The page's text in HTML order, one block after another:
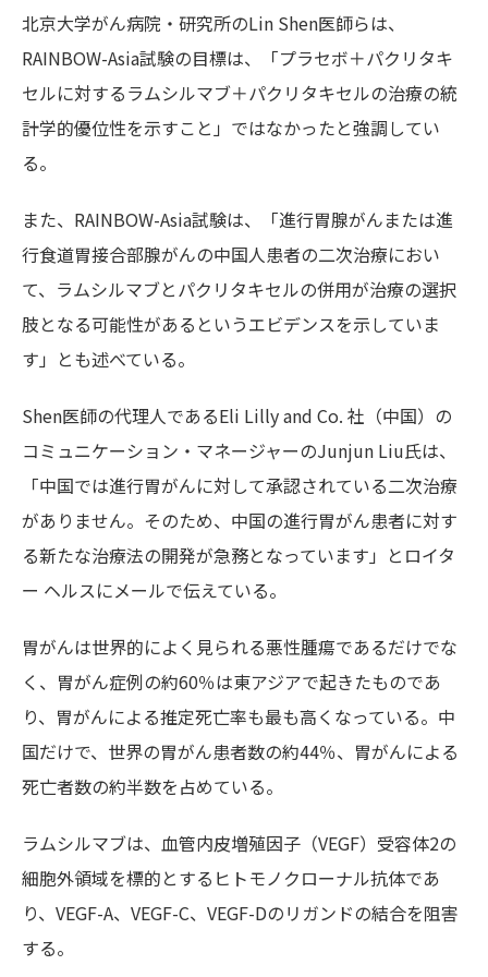
北京大学がん病院・研究所のLin Shen医師らは、
RAINBOW-Asia試験の目標は、「プラセボ＋パクリタキ
セルに対するラムシルマブ＋パクリタキセルの治療の統
計学的優位性を示すこと」ではなかったと強調してい
る。
また、RAINBOW-Asia試験は、「進行胃腺がんまたは進
行食道胃接合部腺がんの中国人患者の二次治療におい
て、ラムシルマブとパクリタキセルの併用が治療の選択
肢となる可能性があるというエビデンスを示していま
す」とも述べている。
Shen医師の代理人であるEli Lilly and Co. 社（中国）の
コミュニケーション・マネージャーのJunjun Liu氏は、
「中国では進行胃がんに対して承認されている二次治療
がありません。そのため、中国の進行胃がん患者に対す
る新たな治療法の開発が急務となっています」とロイタ
ー ヘルスにメールで伝えている。
胃がんは世界的によく見られる悪性腫瘍であるだけでな
く、胃がん症例の約60％は東アジアで起きたものであ
り、胃がんによる推定死亡率も最も高くなっている。中
国だけで、世界の胃がん患者数の約44％、胃がんによる
死亡者数の約半数を占めている。
ラムシルマブは、血管内皮増殖因子（VEGF）受容体2の
細胞外領域を標的とするヒトモノクローナル抗体であ
り、VEGF-A、VEGF-C、VEGF-Dのリガンドの結合を阻害
する。